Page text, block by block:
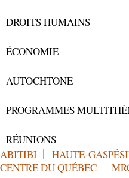
DROITS HUMAINS
ÉCONOMIE
AUTOCHTONE
PROGRAMMES
RÉUNIONS
ABITIBI
HAUTE-
CENTRE DU QUÉBEC